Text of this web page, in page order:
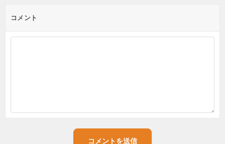
コメント